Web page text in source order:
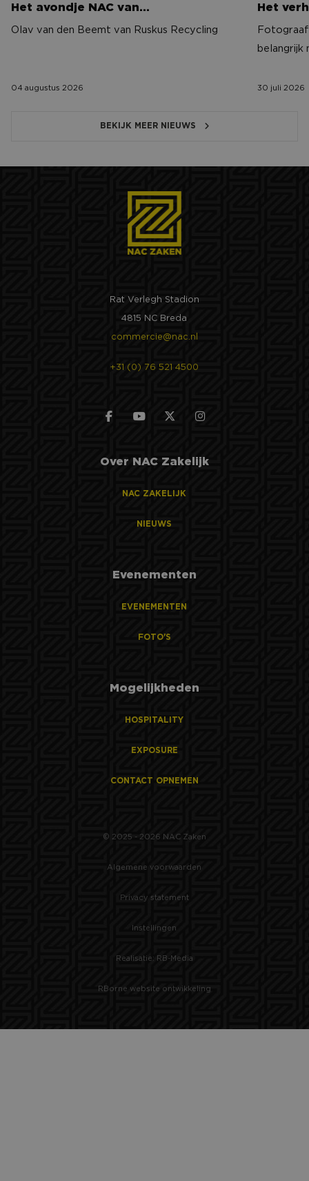
Het avondje NAC van…
Olav van den Beemt van Ruskus Recycling
04 augustus 2026
Het
belangrijk
30 juli 2026
BEKIJK MEER NIEUWS
Rat Verlegh Stadion
4815 NC Breda
commercie@nac.nl
+31 (0) 76 521 4500
Over NAC Zakelijk
NAC ZAKELIJK
NIEUWS
Evenementen
EVENEMENTEN
FOTO'S
Mogelijkheden
HOSPITALITY
EXPOSURE
CONTACT OPNEMEN
© 2025 - 2026 NAC Zaken
Algemene voorwaarden
Privacy statement
Instellingen
Realisatie: RB-Media
RBorne website ontwikkeling